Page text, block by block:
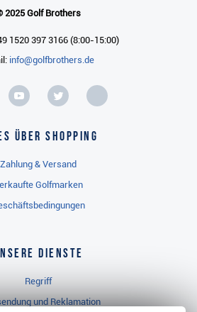
2025 Golf Brothers
1520 397 3166 (8:00-15:00)
info@golfbrothers.de
über Shopping
Zahlung & Versand
Golfmarken
Dienste
Regriff
und Reklamation